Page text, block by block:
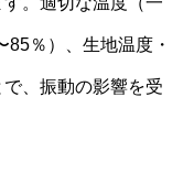
％）、生地温度・
、振動の影響を受